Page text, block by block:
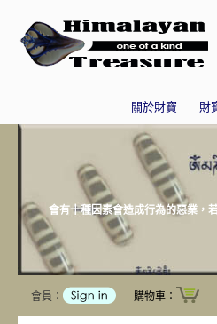
關於財寶 財
會有十種因素會造成行為的惡業，
會員： 購物車：